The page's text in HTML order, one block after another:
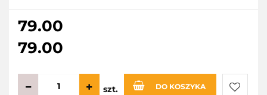
79.00
79.00
szt. DO KOSZYKA